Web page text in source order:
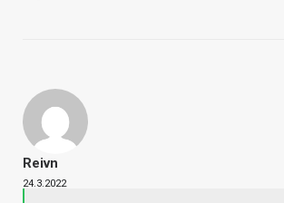
Reivn
24.3.2022